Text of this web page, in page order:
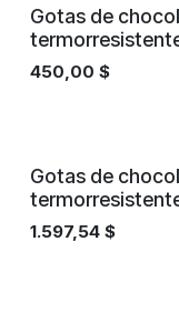
Gotas de
450,00 $
Gotas de
1.597,54 $